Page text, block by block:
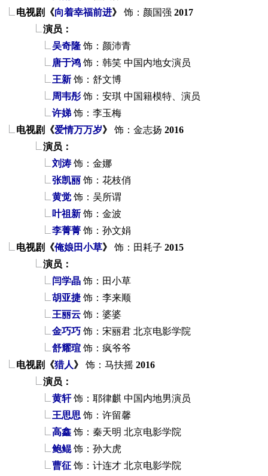
电视剧《向着幸福前进》 饰：颜国强 2017
演员：
吴奇隆 饰：颜沛青
唐于鸿 饰：韩笑 中国内地女演员
王新 饰：舒文博
周韦彤 饰：安琪 中国籍模特、演员
许娣 饰：李玉梅
电视剧《爱情万万岁》 饰：金志扬 2016
演员：
刘涛 饰：金娜
张凯丽 饰：花枝俏
黄觉 饰：吴所谓
叶祖新 饰：金波
李菁菁 饰：孙文娟
电视剧《俺娘田小草》 饰：田耗子 2015
演员：
闫学晶 饰：田小草
胡亚捷 饰：李来顺
王丽云 饰：婆婆
金巧巧 饰：宋丽君 北京电影学院
舒耀瑄 饰：疯爷爷
电视剧《猎人》 饰：马扶摇 2016
演员：
黄轩 饰：耶律麒 中国内地男演员
王思思 饰：许留馨
高鑫 饰：秦天明 北京电影学院
鲍鲲 饰：孙大虎
曹征 饰：计连才 北京电影学院